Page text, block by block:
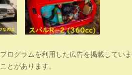
ログラムを利用した広告を掲載していま
とがあります。